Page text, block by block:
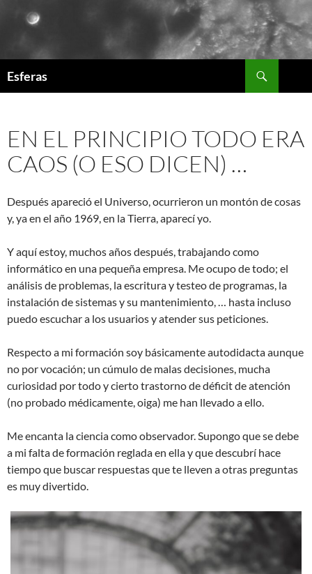
Esferas
EN EL PRINCIPIO TODO ERA
CAOS (O ESO DICEN) …
Después apareció el Universo, ocurrieron un montón de cosas
y, ya en el año 1969, en la Tierra, aparecí yo.
Y aquí estoy, muchos años después, trabajando como
informático en una pequeña empresa. Me ocupo de todo; el
análisis de problemas, la escritura y testeo de programas, la
instalación de sistemas y su mantenimiento, … hasta incluso
puedo escuchar a los usuarios y atender sus peticiones.
Respecto a mi formación soy básicamente autodidacta aunque
no por vocación; un cúmulo de malas decisiones, mucha
curiosidad por todo y cierto trastorno de déficit de atención
(no probado médicamente, oiga) me han llevado a ello.
Me encanta la ciencia como observador. Supongo que se debe
a mi falta de formación reglada en ella y que descubrí hace
tiempo que buscar respuestas que te lleven a otras preguntas
es muy divertido.